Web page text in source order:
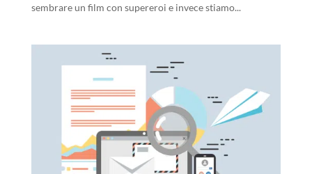
sembrare un film con supereroi e invece stiamo...